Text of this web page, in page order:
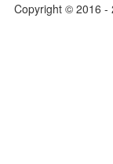
Copyright © 2016 -